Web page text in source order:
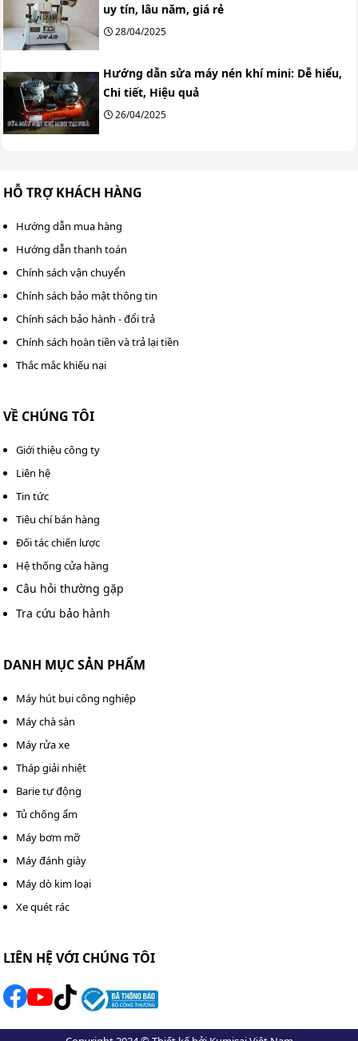
uy tín, lâu năm, giá rẻ
28/04/2025
Hướng dẫn sửa máy nén khí mini: Dễ hiểu,
Chi tiết, Hiệu quả
26/04/2025
HỖ TRỢ KHÁCH HÀNG
Hướng dẫn mua hàng
Hướng dẫn thanh toán
Chính sách vận chuyển
Chính sách bảo mật thông tin
Chính sách bảo hành - đổi trả
Chính sách hoàn tiền và trả lại tiền
Thắc mắc khiếu nại
VỀ CHÚNG TÔI
Giới thiệu công ty
Liên hệ
Tin tức
Tiêu chí bán hàng
Đối tác chiến lược
Hệ thống cửa hàng
Câu hỏi thường gặp
Tra cứu bảo hành
DANH MỤC SẢN PHẨM
Máy hút bụi công nghiệp
Máy chà sàn
Máy rửa xe
Tháp giải nhiệt
Barie tự động
Tủ chống ẩm
Máy bơm mỡ
Máy đánh giày
Máy dò kim loại
Xe quét rác
LIÊN HỆ VỚI CHÚNG TÔI